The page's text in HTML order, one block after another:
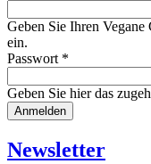
Geben Sie Ihren Vegane
ein.
Passwort *
Geben Sie hier das
Website
URL
Newsletter